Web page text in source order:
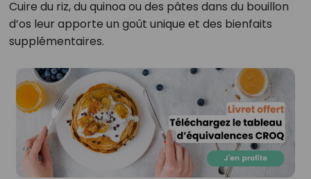
Cuire du riz, du quinoa ou des pâtes dans du bouillon
d’os leur apporte un goût unique et des bienfaits
supplémentaires.